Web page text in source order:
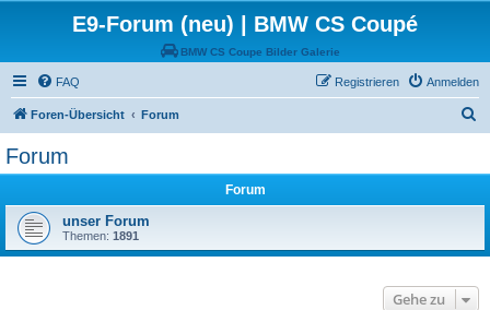
E9-Forum (neu) | BMW CS Coupé
BMW CS Coupe Bilder Galerie
FAQ Anmelden
Registrieren
Foren-Übersicht Forum
Forum
Forum
unser Forum
Themen: 1891
Gehe zu